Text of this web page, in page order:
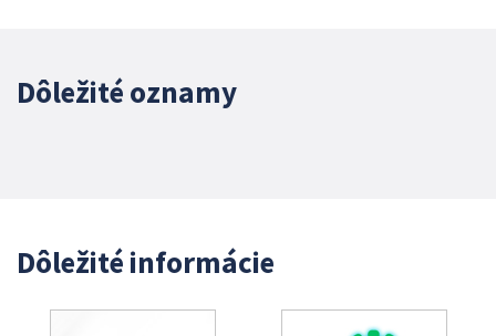
Dôležité oznamy
Dôležité informácie